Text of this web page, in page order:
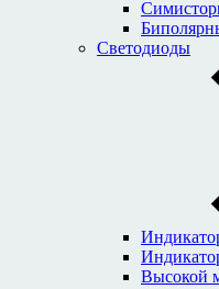
Светодиоды
Высокой